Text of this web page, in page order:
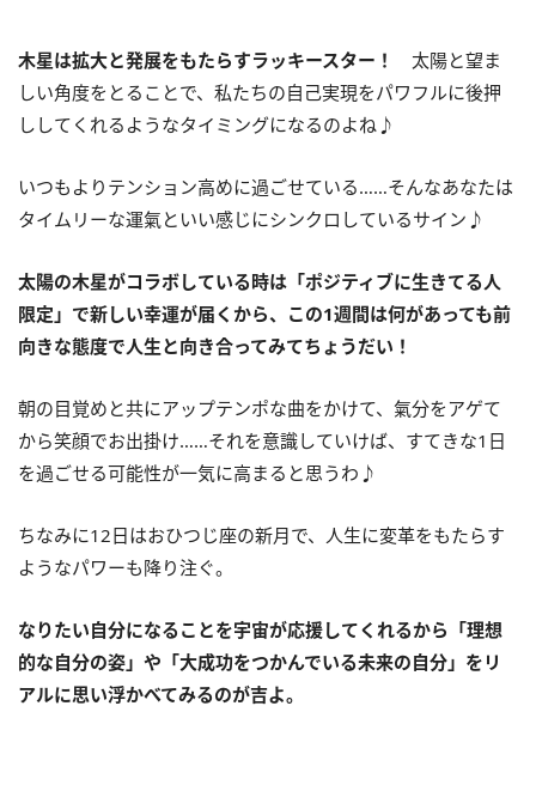
木星は拡大と発展をもたらすラッキースター！
太陽と望ま
しい角度をとることで、私たちの自己実現をパワフルに後押
ししてくれるようなタイミングになるのよね♪
いつもよりテンション高めに過ごせている……そんなあなたは
タイムリーな運氣といい感じにシンクロしているサイン♪
太陽の木星がコラボしている時は「ポジティブに生きてる人
限定」で新しい幸運が届くから、この1週間は何があっても前
向きな態度で人生と向き合ってみてちょうだい！
朝の目覚めと共にアップテンポな曲をかけて、氣分をアゲて
から笑顔でお出掛け……それを意識していけば、すてきな1 日
を過ごせる可能性が一気に高まると思うわ♪
ちなみに12日はおひつじ座の新月で、人生に変革をもたらす
ようなパワーも降り注ぐ。
なりたい自分になることを宇宙が応援してくれるから「理想
的な自分の姿」や「大成功をつかんでいる未来の自分」をリ
アルに思い浮かべてみるのが吉よ。